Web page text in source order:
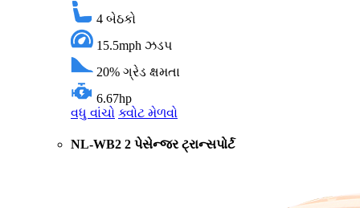
4 બેઠકો
15.5mph ઝડપ
20% ગ્રેડ ક્ષમતા
6.67hp
વધુ વાંચો ક્વોટ મેળવો
NL-WB2 2 પેસેન્જર ટ્રાન્સપોર્ટ